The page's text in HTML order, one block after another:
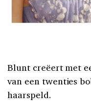
Blunt creëert met
van een twenties
haarspeld.